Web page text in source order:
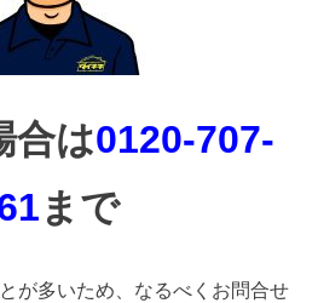
合は0120-707-
まで
が多いため、なるべくお問合せ